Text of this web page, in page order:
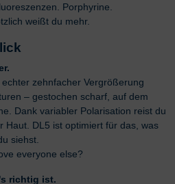
Porphyrine.
weißt du mehr.
zehnfacher Vergrößerung
– gestochen scharf, auf dem
Dank variabler Polarisation reist du
Haut. DL5 ist optimiert für das, was
siehst.
everyone else?
richtig ist.